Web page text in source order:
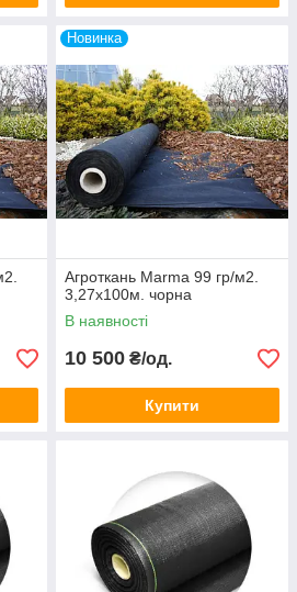
Новинка
Агроткань Marma 99 гр/м2.
3,27х100м. чорна
В наявності
10 500 ₴/од.
Купити